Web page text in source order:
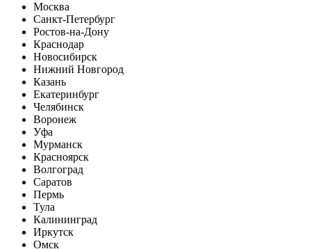
Москва
Санкт-Петербург
Ростов-на-Дону
Краснодар
Новосибирск
Нижний Новгород
Казань
Екатеринбург
Челябинск
Воронеж
Уфа
Мурманск
Красноярск
Волгоград
Саратов
Пермь
Тула
Калининград
Иркутск
Омск